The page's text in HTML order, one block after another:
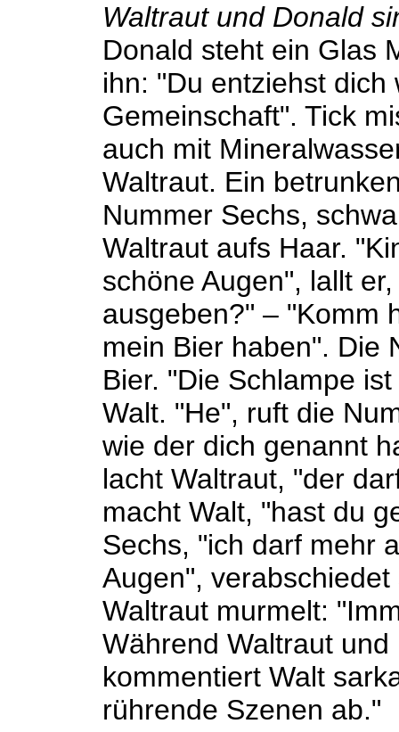
Waltraut und Donald
Donald steht ein Glas
ihn: "Du entziehst dich
Gemeinschaft". Tick
auch mit
Waltraut. Ein
Nummer Sechs,
Waltraut aufs Haar.
schöne Augen", lallt
ausgeben?" – "Komm
mein Bier haben". Die
Bier. "Die Schlampe
Walt. "He", ruft die
wie der dich genannt
lacht Waltraut, "der
macht Walt, "hast du
Sechs, "ich darf mehr
Augen",
Waltraut murmelt:
Während Waltraut
kommentiert Walt
rührende Szenen ab."